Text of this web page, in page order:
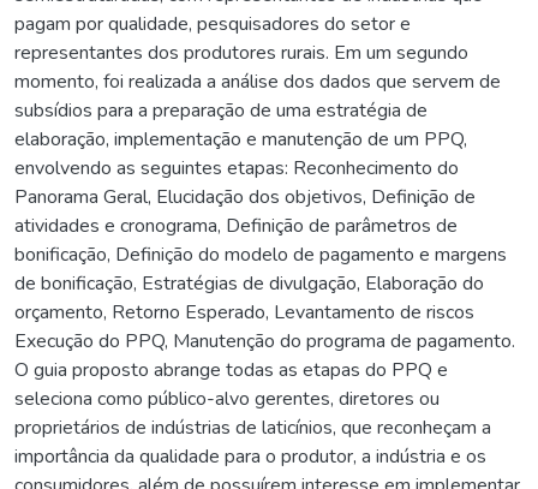
pagam por qualidade, pesquisadores do setor e
representantes dos produtores rurais. Em um segundo
momento, foi realizada a análise dos dados que servem de
subsídios para a preparação de uma estratégia de
elaboração, implementação e manutenção de um PPQ,
envolvendo as seguintes etapas: Reconhecimento do
Panorama Geral, Elucidação dos objetivos, Definição de
atividades e cronograma, Definição de parâmetros de
bonificação, Definição do modelo de pagamento e margens
de bonificação, Estratégias de divulgação, Elaboração do
orçamento, Retorno Esperado, Levantamento de riscos
Execução do PPQ, Manutenção do programa de pagamento.
O guia proposto abrange todas as etapas do PPQ e
seleciona como público-alvo gerentes, diretores ou
proprietários de indústrias de laticínios, que reconheçam a
importância da qualidade para o produtor, a indústria e os